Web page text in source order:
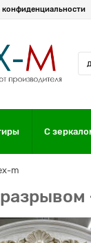
конфиденциальности
С
m